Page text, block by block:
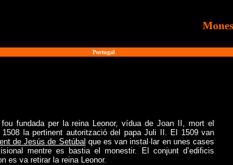
Portugal
fundada per la reina Leonor, vídua de Joan II, mort el
la pertinent autorització del papa Juli II. El 1509 van
de Jesús de Setúbal que es van instal·lar en unes cases
mentre es bastia el monestir. El conjunt d’edificis
es va retirar la reina Leonor.